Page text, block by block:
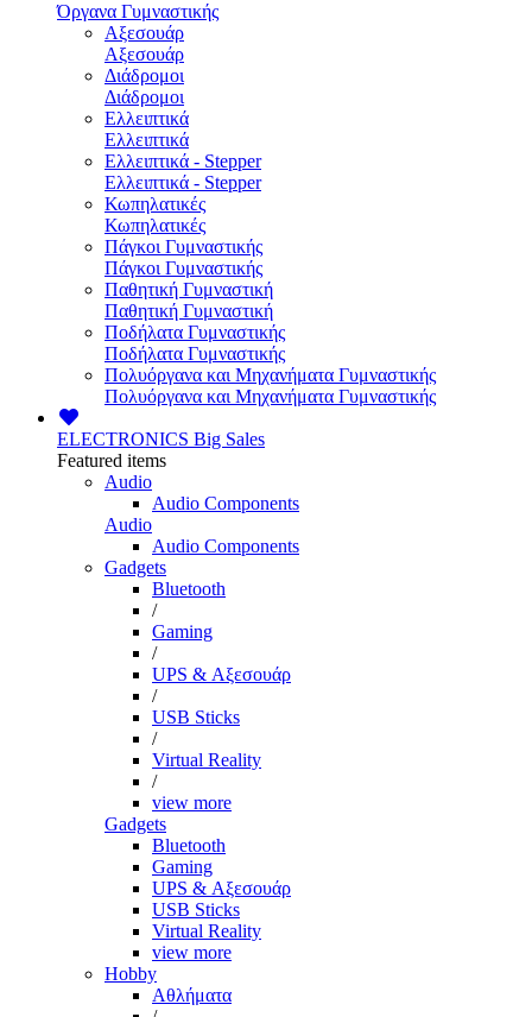
Όργανα Γυμναστικής
Αξεσουάρ
Αξεσουάρ
Διάδρομοι
Διάδρομοι
Ελλειπτικά
Ελλειπτικά
Ελλειπτικά - Stepper
Ελλειπτικά - Stepper
Κωπηλατικές
Κωπηλατικές
Πάγκοι Γυμναστικής
Πάγκοι Γυμναστικής
Παθητική Γυμναστική
Παθητική Γυμναστική
Ποδήλατα Γυμναστικής
Ποδήλατα Γυμναστικής
Πολυόργανα και Μηχανήματα Γυμναστικής
Πολυόργανα και Μηχανήματα Γυμναστικής
ELECTRONICS Big Sales
Featured items
Audio
Audio Components
Audio
Audio Components
Gadgets
Bluetooth
/
Gaming
/
UPS & Αξεσουάρ
/
USB Sticks
/
Virtual Reality
/
view more
Gadgets
Bluetooth
Gaming
UPS & Αξεσουάρ
USB Sticks
Virtual Reality
view more
Hobby
Αθλήματα